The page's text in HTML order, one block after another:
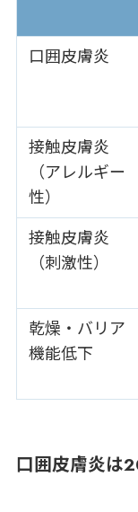
口囲皮膚炎
接触皮膚炎
（アレルギー
性）
接触皮膚炎
（刺激性）
乾燥・バリア
機能低下
口囲皮膚炎は